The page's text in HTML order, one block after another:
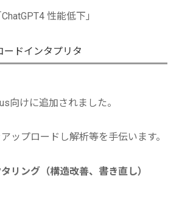
性能低下」
ードインタプリタ
向けに追加されました。
ップロードし解析等を手伝います。
リング（構造改善、書き直し）